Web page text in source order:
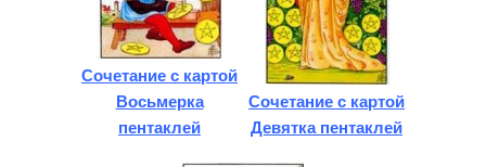
Сочетание с картой
Восьмерка
пентаклей
Сочетание с картой
Девятка пентаклей